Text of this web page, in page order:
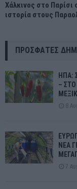
Χάλκινος στο
ιστορία στους
ΠΡΌΣΦΑΤΕΣ
ΗΠΑ:
– ΣΤΟ
8
ΝΕΑ
7